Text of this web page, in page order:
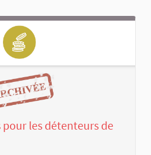
les détenteurs de